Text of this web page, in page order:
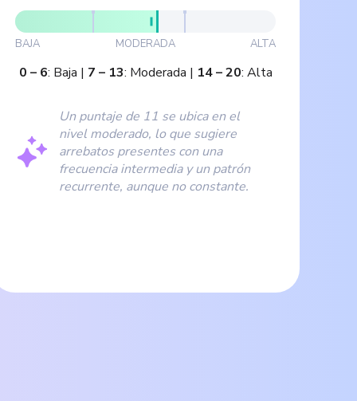
BAJA MODERADA ALTA
0 – 6: Baja | 7 – 13: Moderada | 14–20: Alta
Un puntaje de 11 se ubica en el
nivel moderado, lo que sugiere
arrebatos presentes con una
frecuencia intermedia y un patrón
recurrente, aunque no constante.